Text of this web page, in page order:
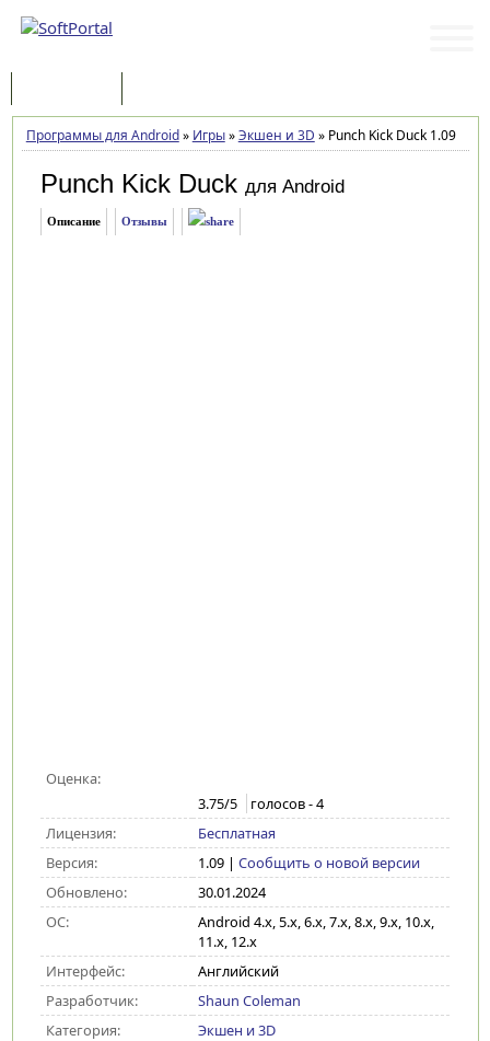
Программы для Android» Игры»Экшен и 3D »Punch Kick Duck 1.09
Punch Kick Duck для Android
Описание Отзывы
Оценка:
3.75/5 голосов -4
Лицензия:
Бесплатная
Версия:
1.09| Сообщить о новой версии
Обновлено:
30.01.2024
ОС:
Android 4.x, 5.x, 6.x, 7.x, 8.x, 9.x, 10.x,
11.x, 12.x
Интерфейс:
Английский
Разработчик:
Shaun Coleman
Категория:
Экшен и 3D